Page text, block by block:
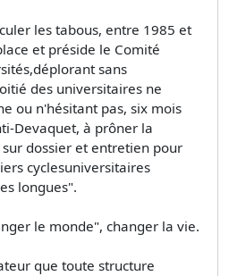
les tabous, entre 1985 et
et préside le Comité
sans
des universitaires ne
ou n'hésitant pas, six mois
Devaquet, à prôner la
dossier et entretien pour
cyclesuniversitaires
longues".
le monde", changer la vie.
que toute structure